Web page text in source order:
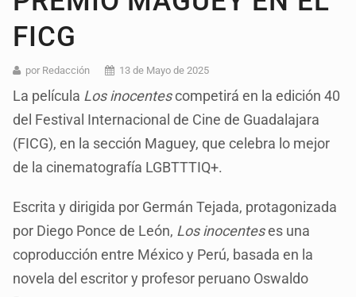
FICG
por Redacción 13 de Mayo de 2025
La película Los inocentescompetirá en la edición 40
del Festival Internacional de Cine de Guadalajara
(FICG), en la sección Maguey, que celebra lo mejor
de la cinematografía LGBTTTIQ+.
Escrita y dirigida por Germán Tejada, protagonizada
por Diego Ponce de León, Los inocenteses una
coproducción entre México y Perú, basada en la
novela del escritor y profesor peruano Oswaldo